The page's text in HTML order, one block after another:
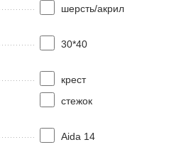
шерсть/акрил
30*40
крест
стежок
Aida 14